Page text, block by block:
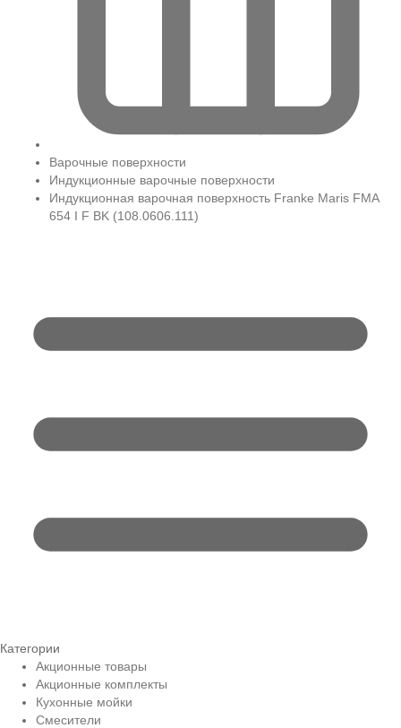
Варочные поверхности
Индукционные варочные поверхности
Индукционная варочная поверхность Franke Maris FMA
654 I F BK (108.0606.111)
Категории
Акционные товары
Акционные комплекты
Кухонные мойки
Смесители